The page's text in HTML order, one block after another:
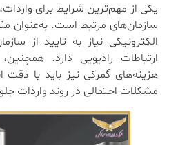
یکی از مهم‌ترین شرایط برای
سازمان‌های مرتبط است. به‌عنوان
الکترونیکی نیاز به تایید از
ارتباطات رادیویی دارد.
هزینه‌های گمرکی نیز باید با دقت
مشکلات احتمالی در روند واردات